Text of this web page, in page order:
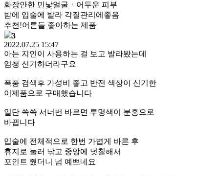
화장안한 민낯얼굴ㆍ어두운 피부
밤에 입술에 발라 각질관리에좋음
추천!어른들 좋아하는 제품
3
2022.07.25 15:47
아는 지인이 사용하는 걸 보고 발라봤는데
엄청 신기하더라구요
폭풍 검색후 가성비 좋고 반전 색상이 신기한
이제품으로 구매했습니다
일단 쓱쓱 서너번 바르면 투명색이 분홍으로
바뀝니다
입술에 전체적으로 한번 가볍게 바른 후
휴지로 눌러 닦고 중앙에 덧칠해서
포인트 줬더니 넘 예쁘네요